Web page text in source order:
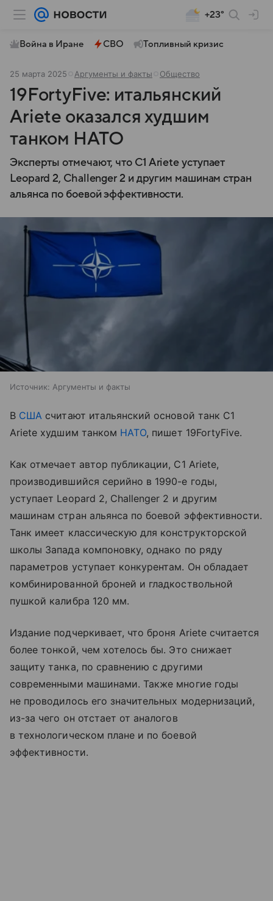
+23°
Война в Иране СВО Топливный кризис
25 марта 2025 Аргументы и факты Общество
19FortyFive: итальянский
Ariete оказался худшим
танком НАТО
Эксперты отмечают, что C1 Ariete уступает
Leopard 2, Challenger 2 и другим машинам стран
альянса по боевой эффективности.
Источник: Аргументы и факты
В США считают итальянский основой танк C1
Ariete худшим танком НАТО, пишет 19FortyFive.
Как отмечает автор публикации, C1 Ariete,
производившийся серийно в 1990-е годы,
уступает Leopard 2, Challenger 2 и другим
машинам стран альянса по боевой эффективности.
Танк имеет классическую для конструкторской
школы Запада компоновку, однако по ряду
параметров уступает конкурентам. Он обладает
комбинированной броней и гладкоствольной
пушкой калибра 120 мм.
Издание подчеркивает, что броня Ariete считается
более тонкой, чем хотелось бы. Это снижает
защиту танка, по сравнению с другими
современными машинами. Также многие годы
не проводилось его значительных модернизаций,
из-за чего он отстает от аналогов
в технологическом плане и по боевой
эффективности.